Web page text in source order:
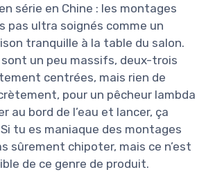
série en Chine : les montages
pas ultra soignés comme un
tranquille à la table du salon.
un peu massifs, deux-trois
centrées, mais rien de
pour un pêcheur lambda
au bord de l’eau et lancer, ça
tu es maniaque des montages
sûrement chipoter, mais ce n’est
de ce genre de produit.